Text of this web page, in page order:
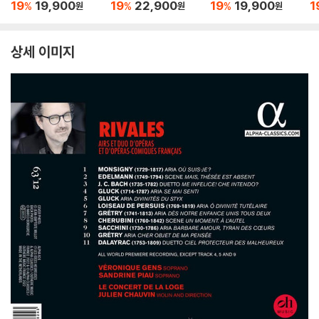
77, G.476)
19% 19,900원 19% 22,900원 19% 19,900원
상세 이미지